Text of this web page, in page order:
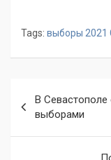
Tags: выборы 2021
по
записям
В
выборами